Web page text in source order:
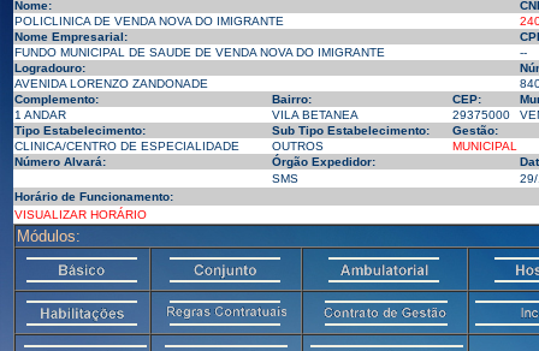
Nome:
POLICLINICA DE VENDA NOVA DO IMIGRANTE
Nome Empresarial:
FUNDO MUNICIPAL DE SAUDE DE VENDA NOVA DO IMIGRANTE
--
Logradouro:
AVENIDA LORENZO ZANDONADE
Complemento:
Bairro: CEP:
1 ANDAR
VILA BETANEA 29375000
Tipo Estabelecimento:
Sub Tipo Estabelecimento:
Gestão:
CLINICA/CENTRO DE ESPECIALIDADE
OUTROS
MUNICIPAL
Número Alvará:
Órgão Expedidor:
SMS
Horário de Funcionamento:
VISUALIZAR HORÁRIO
Módulos: